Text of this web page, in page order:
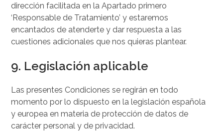
dirección facilitada en la Apartado primero
‘Responsable de Tratamiento’ y estaremos
encantados de atenderte y dar respuesta a las
cuestiones adicionales que nos quieras plantear.
9. Legislación aplicable
Las presentes Condiciones se regirán en todo
momento por lo dispuesto en la legislación española
y europea en materia de protección de datos de
carácter personal y de privacidad.